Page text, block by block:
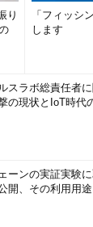
り
「フィッシ
します
スラボ総責任者
の現状とIoT時代
ーンの実証実験
開、その利用用